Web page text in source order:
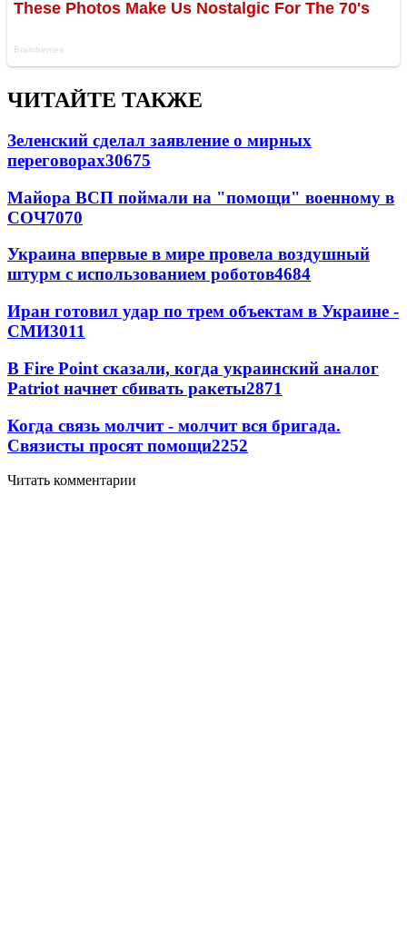
ЧИТАЙТЕ ТАКЖЕ
Зеленский сделал заявление о мирных
переговорах30675
Майора ВСП поймали на "помощи" военному в
СОЧ7070
Украина впервые в мире провела воздушный
штурм с использованием роботов4684
Иран готовил удар по трем объектам в Украине -
СМИ3011
В Fire Point сказали, когда украинский аналог
Patriot начнет сбивать ракеты2871
Когда связь молчит - молчит вся бригада.
Связисты просят помощи2252
Читать комментарии